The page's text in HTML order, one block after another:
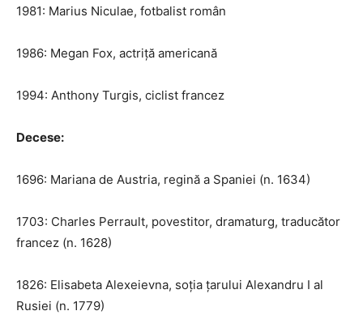
1981: Marius Niculae, fotbalist român
1986: Megan Fox, actriță americană
1994: Anthony Turgis, ciclist francez
Decese:
1696: Mariana de Austria, regină a Spaniei (n. 1634)
1703: Charles Perrault, povestitor, dramaturg, traducător
francez (n. 1628)
1826: Elisabeta Alexeievna, soția țarului Alexandru I al
Rusiei (n. 1779)